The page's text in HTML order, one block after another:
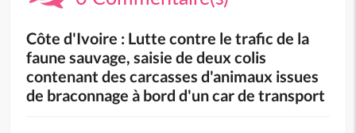
Côte d'Ivoire : Lutte contre le trafic de la
faune sauvage, saisie de deux colis
contenant des carcasses d'animaux issues
de braconnage à bord d'un car de transport